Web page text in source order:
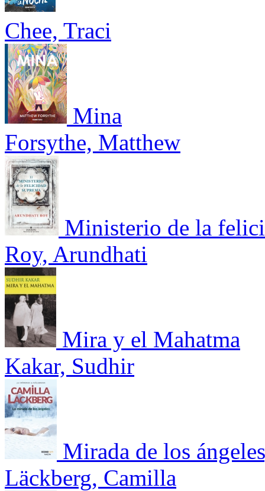
Chee, Traci
Mina
Forsythe, Matthew
Ministerio de la
Roy, Arundhati
Mira y el Mahatma
Kakar, Sudhir
Mirada de los
Läckberg, Camilla